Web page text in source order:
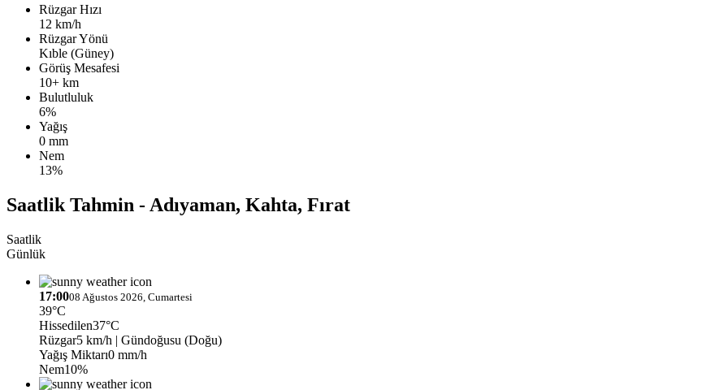
Rüzgar Hızı
12 km/h
Rüzgar Yönü
Kıble (Güney)
Görüş Mesafesi
10+ km
Bulutluluk
6%
Yağış
0 mm
Nem
13%
Saatlik Tahmin - Adıyaman, Kahta, Fırat
Saatlik
Günlük
17:0008 Ağustos 2026, Cumartesi
39°C
Hissedilen37°C
Rüzgar5 km/h | Gündoğusu (Doğu)
Yağış Miktarı0 mm/h
Nem10%